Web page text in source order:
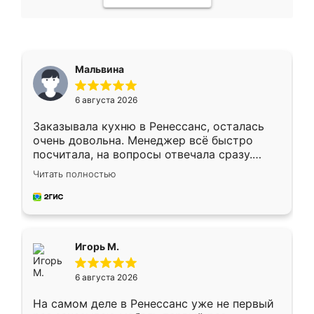
Мальвина
6 августа 2026
Заказывала кухню в Ренессанс, осталась
очень довольна. Менеджер всё быстро
посчитала, на вопросы отвечала сразу.
Замерщик приехал в субботу, подошёл к
делу со всей ответственностью. Собрали
за день, ребята работали аккуратно, даже
Читать полностью
Игорь М.
6 августа 2026
На самом деле в Ренессанс уже не первый